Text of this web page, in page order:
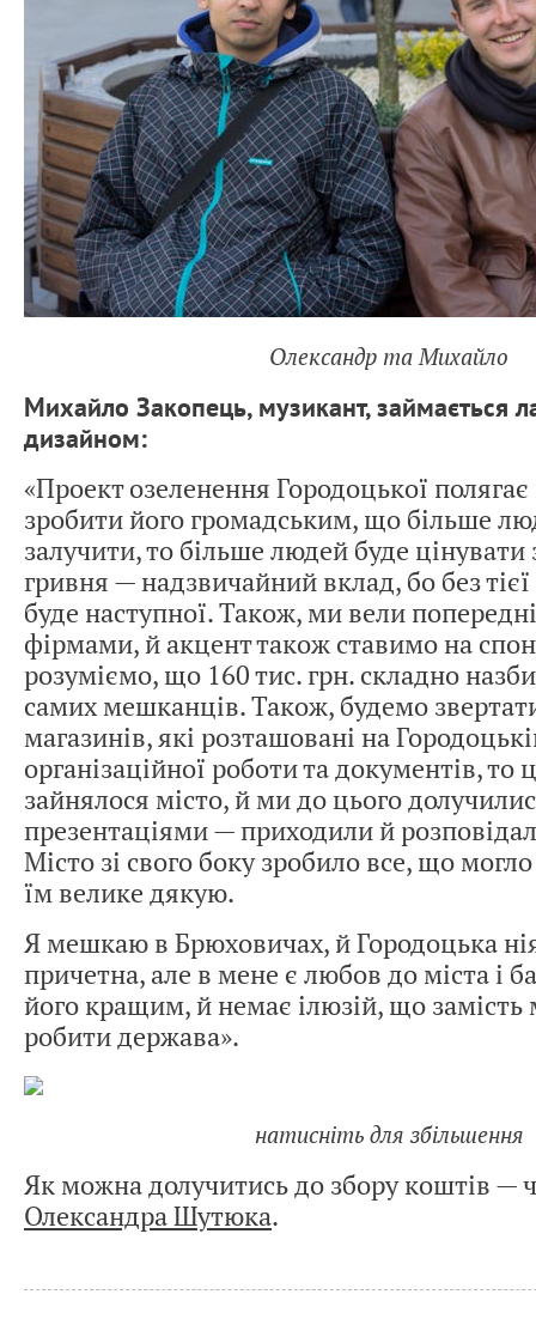
Олександр та Михайло
Михайло Закопець, музикант, займається
дизайном:
«Проект озеленення Городоцької
зробити його громадським, що більше
залучити, то більше людей буде
гривня — надзвичайний вклад, бо без тієї
буде наступної. Також, ми вели
фірмами, й акцент також ставимо на
розуміємо, що 160 тис. грн. складно
самих мешканців. Також, будемо
магазинів, які розташовані на
організаційної роботи та документів,
зайнялося місто, й ми до цього
презентаціями — приходили й
Місто зі свого боку зробило все, що
їм велике дякую.
Я мешкаю в Брюховичах, й Городоцька
причетна, але в мене є любов до міста і
його кращим, й немає ілюзій, що замість
робити держава».
натисніть для збільшення
Як можна долучитись до збору коштів —
Олександра Шутюка.